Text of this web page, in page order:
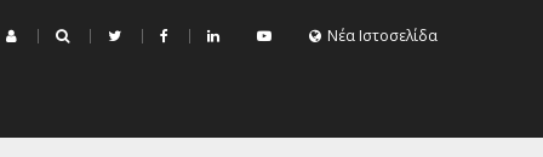
Εξεταστικής Σεπτεμβρίου 2026 (Χειμερινό+Εαρινό 2025-2026)
Νέα Ιστοσελίδα